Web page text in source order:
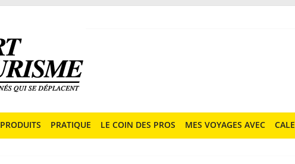
PRODUITS PRATIQUE LE COIN DES PROS MES VOYAGES AVEC